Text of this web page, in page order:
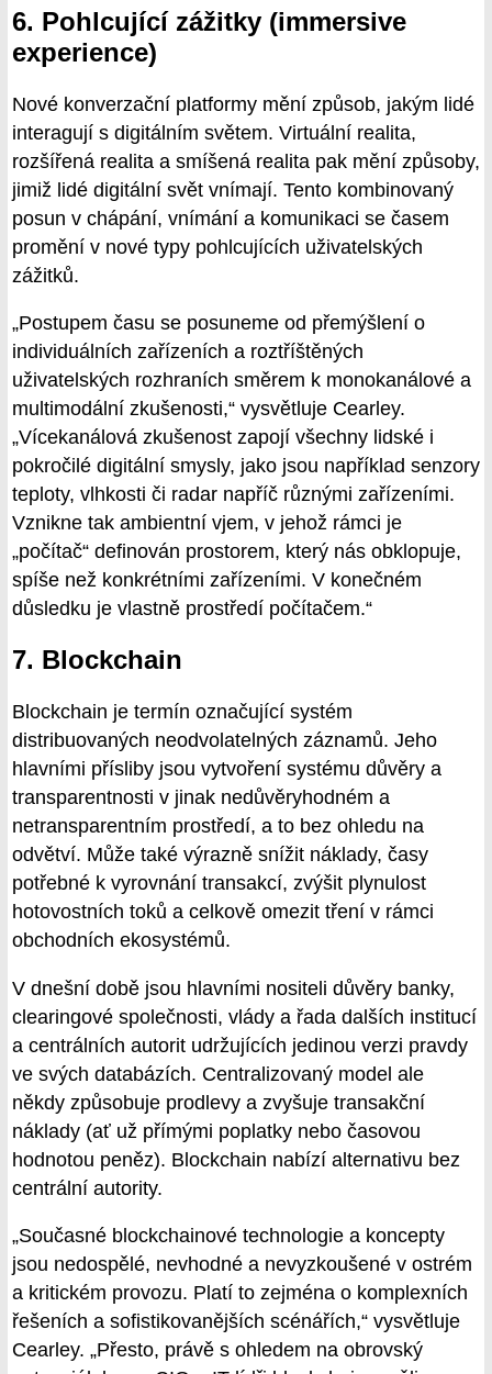
6. Pohlcující zážitky (immersive
experience)
Nové konverzační platformy mění způsob, jakým lidé
interagují s digitálním světem. Virtuální realita,
rozšířená realita a smíšená realita pak mění způsoby,
jimiž lidé digitální svět vnímají. Tento kombinovaný
posun v chápání, vnímání a komunikaci se časem
promění v nové typy pohlcujících uživatelských
zážitků.
„Postupem času se posuneme od přemýšlení o
individuálních zařízeních a roztříštěných
uživatelských rozhraních směrem k monokanálové a
multimodální zkušenosti,“ vysvětluje Cearley.
„Vícekanálová zkušenost zapojí všechny lidské i
pokročilé digitální smysly, jako jsou například senzory
teploty, vlhkosti či radar napříč různými zařízeními.
Vznikne tak ambientní vjem, v jehož rámci je
„počítač“ definován prostorem, který nás obklopuje,
spíše než konkrétními zařízeními. V konečném
důsledku je vlastně prostředí počítačem.“
7. Blockchain
Blockchain je termín označující systém
distribuovaných neodvolatelných záznamů. Jeho
hlavními přísliby jsou vytvoření systému důvěry a
transparentnosti v jinak nedůvěryhodném a
netransparentním prostředí, a to bez ohledu na
odvětví. Může také výrazně snížit náklady, časy
potřebné k vyrovnání transakcí, zvýšit plynulost
hotovostních toků a celkově omezit tření v rámci
obchodních ekosystémů.
V dnešní době jsou hlavními nositeli důvěry banky,
clearingové společnosti, vlády a řada dalších institucí
a centrálních autorit udržujících jedinou verzi pravdy
ve svých databázích. Centralizovaný model ale
někdy způsobuje prodlevy a zvyšuje transakční
náklady (ať už přímými poplatky nebo časovou
hodnotou peněz). Blockchain nabízí alternativu bez
centrální autority.
„Současné blockchainové technologie a koncepty
jsou nedospělé, nevhodné a nevyzkoušené v ostrém
a kritickém provozu. Platí to zejména o komplexních
řešeních a sofistikovanějších scénářích,“ vysvětluje
Cearley. „Přesto, právě s ohledem na obrovský